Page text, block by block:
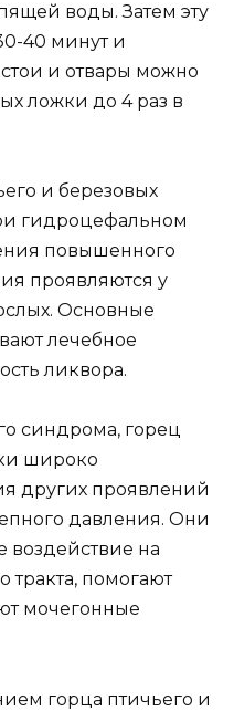
воды. Затем эту
40 минут и
и отвары можно
ложки до 4 раз в
и березовых
гидроцефальном
повышенного
проявляются у
Основные
лечебное
ликвора.
синдрома, горец
широко
других проявлений
давления. Они
воздействие на
тракта, помогают
мочегонные
горца птичьего и